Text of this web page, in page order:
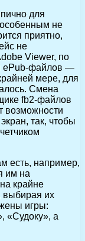
для
не
приятно,
не
Viewer, по
ePub-файлов —
мере, для
Смена
fb2-файлов
возможности
так, чтобы
есть, например,
им на
крайне
выбирая их
игры:
«Судоку», а